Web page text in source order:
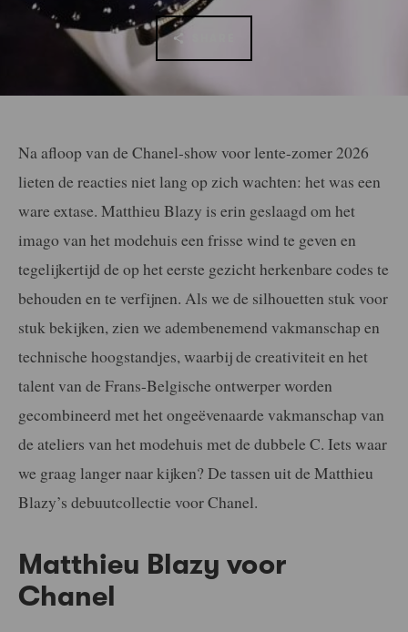
Na afloop van de Chanel-show voor lente-zomer 2026
lieten de reacties niet lang op zich wachten: het was een
ware extase. Matthieu Blazy is erin geslaagd om het
imago van het modehuis een frisse wind te geven en
tegelijkertijd de op het eerste gezicht herkenbare codes te
behouden en te verfijnen. Als we de silhouetten stuk voor
stuk bekijken, zien we adembenemend vakmanschap en
technische hoogstandjes, waarbij de creativiteit en het
talent van de Frans-Belgische ontwerper worden
gecombineerd met het ongeëvenaarde vakmanschap van
de ateliers van het modehuis met de dubbele C. Iets waar
we graag langer naar kijken? De tassen uit de Matthieu
Blazy’s debuutcollectie voor Chanel.
Matthieu Blazy voor
Chanel